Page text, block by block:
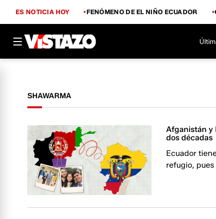
ES NOTICIA HOY FENÓMENO DE EL NIÑO ECUADOR
SHAWARMA
Afganistán y
dos décadas
Ecuador
refugio,